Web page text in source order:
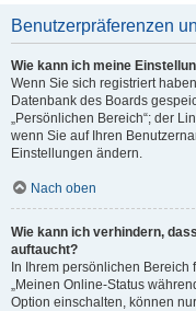
Benutzerpräferenzen
Wie kann ich meine
Wenn Sie sich registriert
Datenbank des Boards
„Persönlichen Bereich“; der
wenn Sie auf Ihren
Einstellungen ändern.
Nach oben
Wie kann ich verhindern,
auftaucht?
In Ihrem persönlichen
„Meinen Online-Status
Option einschalten, können